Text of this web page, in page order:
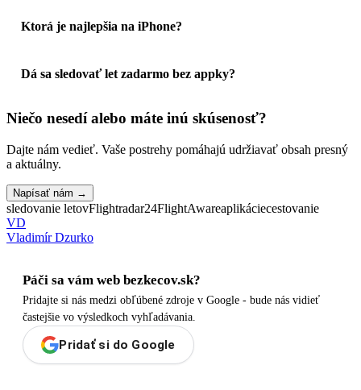
Ktorá je najlepšia na iPhone?
Dá sa sledovať let zadarmo bez appky?
Niečo nesedí alebo máte inú skúsenosť?
Dajte nám vedieť. Vaše postrehy pomáhajú udržiavať obsah presný
a aktuálny.
Napísať nám →
sledovanie letovFlightradar24FlightAwareaplikáciecestovanie
VD
Vladimír Dzurko
Páči sa vám web bezkecov.sk?
Pridajte si nás medzi obľúbené zdroje v Google - bude nás vidieť
častejšie vo výsledkoch vyhľadávania.
Pridať si do Google